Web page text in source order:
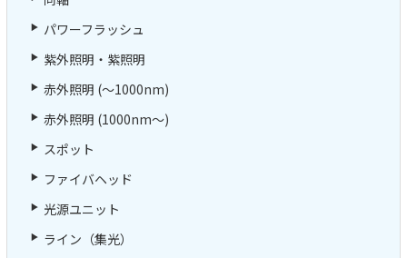
パワーフラッシュ
紫外照明・紫照明
赤外照明 (～1000nm)
赤外照明 (1000nm～)
スポット
ファイバヘッド
光源ユニット
ライン（集光）